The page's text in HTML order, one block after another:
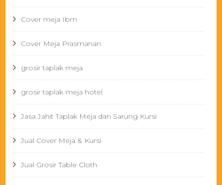
Cover meja Ibm
Cover Meja Prasmanan
grosir taplak meja
grosir taplak meja hotel
Jasa Jahit Taplak Meja dan Sarung Kursi
Jual Cover Meja & Kursi
Jual Grosir Table Cloth